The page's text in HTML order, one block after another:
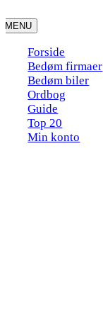
to
content
MENU
Forside
Bedøm firmaer
Bedøm biler
Ordbog
Guide
Top 20
Min konto